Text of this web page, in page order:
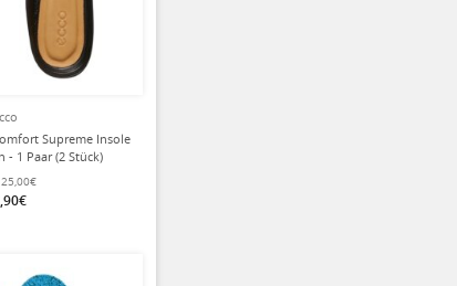
Supreme Insole
- 1 Paar (2 Stück)
25,00€